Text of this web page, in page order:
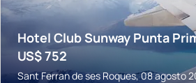
Hotel Club Sunway Punta
US$752
Sant Ferran de ses Roques, 08 agosto